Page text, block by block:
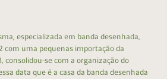
especializada em banda desenhada,
com uma pequenas importação da
consolidou-se com a organização do
data que é a casa da banda desenhada